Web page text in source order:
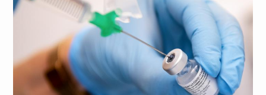
Медпрацівникам
Статистика